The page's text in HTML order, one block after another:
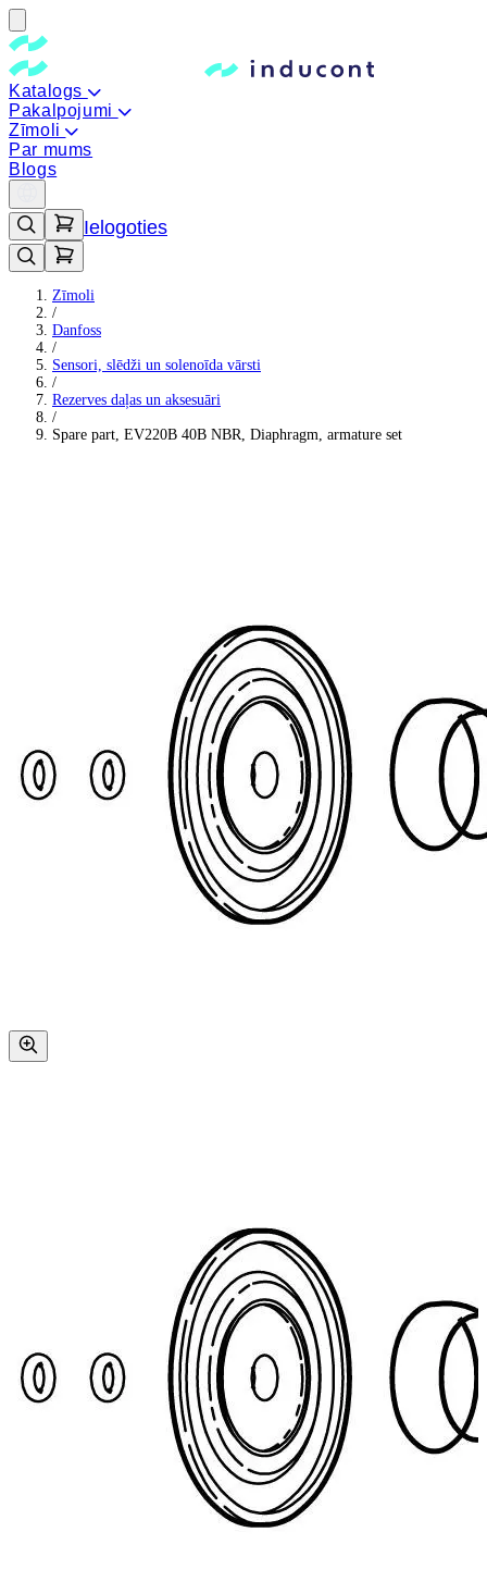
Katalogs
Pakalpojumi
Zīmoli
Par mums
Blogs
Ielogoties
Zīmoli
/
Danfoss
/
Sensori, slēdži un solenoīda vārsti
/
Rezerves daļas un aksesuāri
/
Spare part, EV220B 40B NBR, Diaphragm, armature set